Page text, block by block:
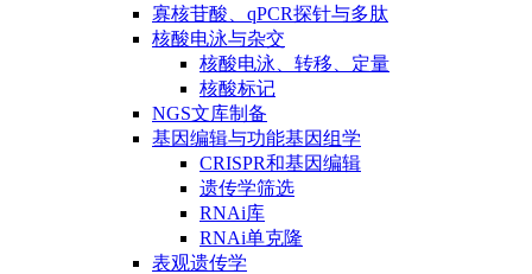
寡核苷酸、qPCR探针与多肽
核酸电泳与杂交
核酸电泳、转移、定量
核酸标记
NGS文库制备
基因编辑与功能基因组学
CRISPR和基因编辑
遗传学筛选
RNAi库
RNAi单克隆
表观遗传学